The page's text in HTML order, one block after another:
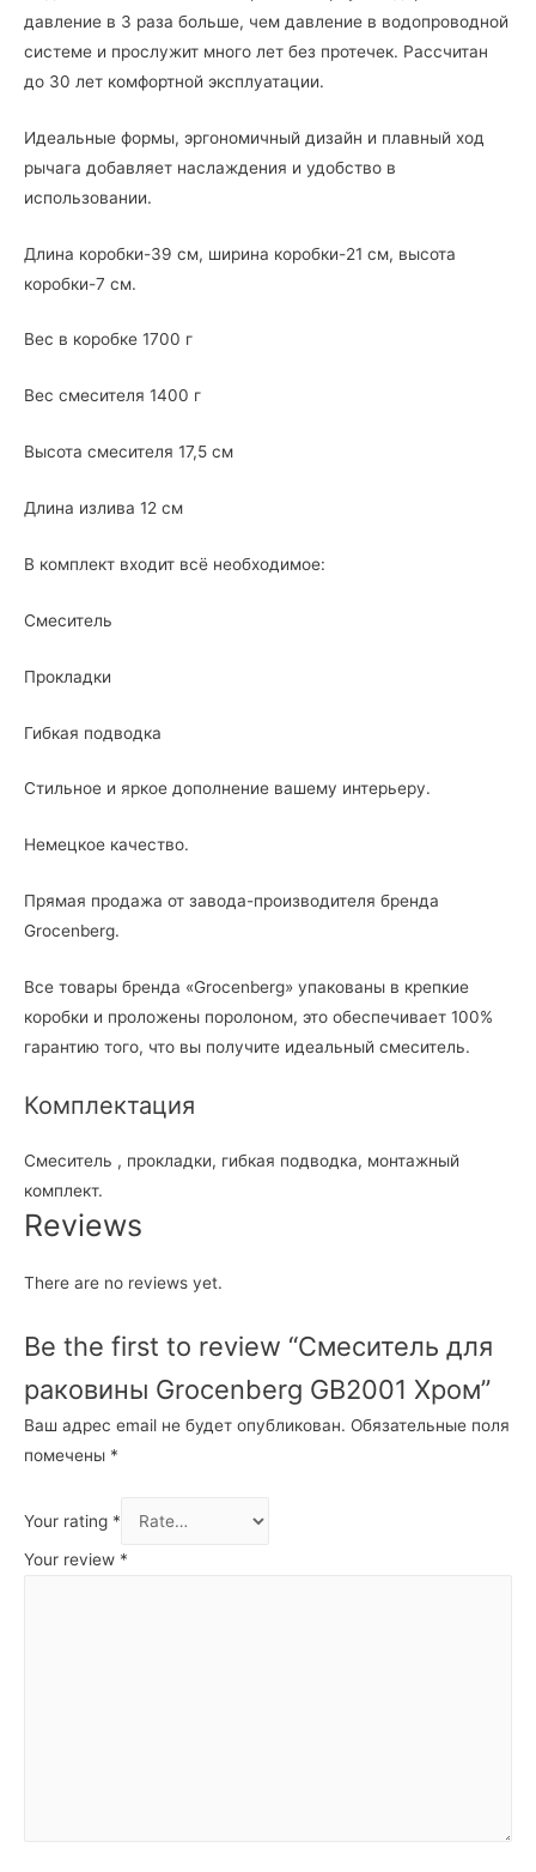
давление в 3 раза больше, чем давление в водопроводной
системе и прослужит много лет без протечек. Рассчитан
до 30 лет комфортной эксплуатации.
Идеальные формы, эргономичный дизайн и плавный ход
рычага добавляет наслаждения и удобство в
использовании.
Длина коробки-39 см, ширина коробки-21 см, высота
коробки-7 см.
Вес в коробке 1700 г
Вес смесителя 1400 г
Высота смесителя 17,5 см
Длина излива 12 см
В комплект входит всё необходимое:
Смеситель
Прокладки
Гибкая подводка
Стильное и яркое дополнение вашему интерьеру.
Немецкое качество.
Прямая продажа от завода-производителя бренда
Grocenberg.
Все товары бренда «Grocenberg» упакованы в крепкие
коробки и проложены поролоном, это обеспечивает 100%
гарантию того, что вы получите идеальный смеситель.
Комплектация
Смеситель , прокладки, гибкая подводка, монтажный
комплект.
Reviews
There are no reviews yet.
Be the first to review “Cмеситель для
раковины Grocenberg GB2001 Хром”
Ваш адрес email не будет опубликован. Обязательные поля
помечены *
Your rating *
Your review *